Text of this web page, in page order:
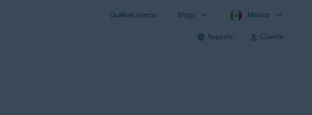
Quiénes somos Blogs México
Soporte Cuenta